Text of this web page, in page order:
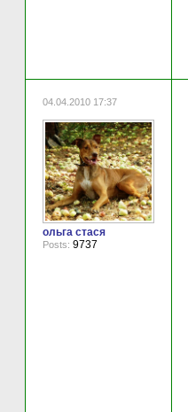
04.04.2010 17:37
ольга стася
Posts: 9737